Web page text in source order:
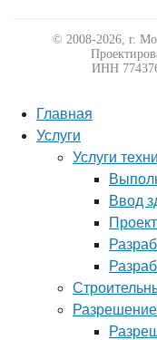
© 2008-2026, г.
ИНН
Главная
Услуги
Услуги
Ввод
Разрешение